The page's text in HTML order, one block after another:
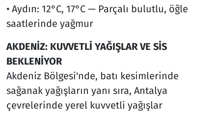
• Aydın: 12°C, 17°C — Parçalı bulutlu, öğle
saatlerinde yağmur
AKDENİZ: KUVVETLİ YAĞIŞLAR VE SİS
BEKLENİYOR
Akdeniz Bölgesi'nde, batı kesimlerinde
sağanak yağışların yanı sıra, Antalya
çevrelerinde yerel kuvvetli yağışlar